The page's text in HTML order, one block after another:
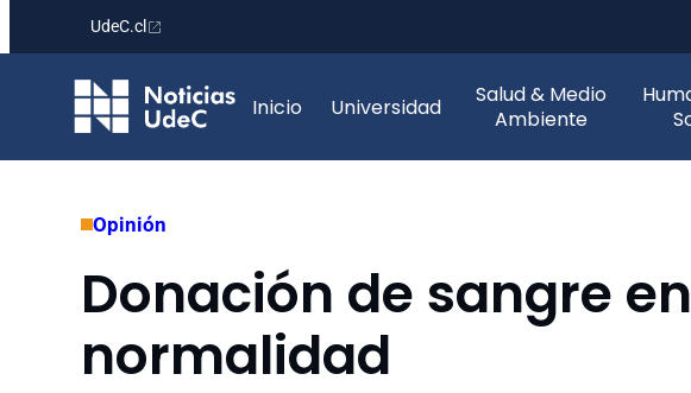
contenido
UdeC.cl
Inicio Universidad
Salud & Medio
Ambiente
Opinión
Donación de sangre
normalidad